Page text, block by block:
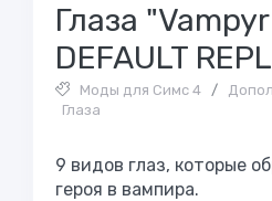
Глаза
DEFAULT
Моды для Симс 4 /
Глаза
9 видов глаз, которые
героя в вампира.